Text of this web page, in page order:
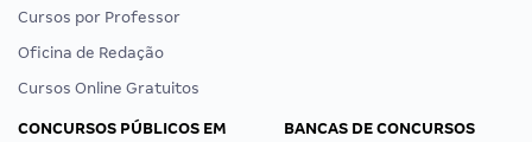
Cursos por Professor
Oficina de Redação
Cursos Online Gratuitos
CONCURSOS PÚBLICOS EM
BANCAS DE CONCURSOS